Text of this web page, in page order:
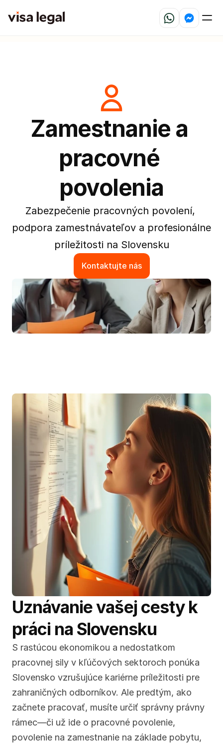
Zamestnanie a
pracovné
povolenia
Zabezpečenie pracovných povolení,
podpora zamestnávateľov a profesionálne
príležitosti na Slovensku
Kontaktujte nás
Uznávanie vašej cesty k
práci na Slovensku
S rastúcou ekonomikou a nedostatkom
pracovnej sily v kľúčových sektoroch ponúka
Slovensko vzrušujúce kariérne príležitosti pre
zahraničných odborníkov. Ale predtým, ako
začnete pracovať, musíte určiť správny právny
rámec—či už ide o pracovné povolenie,
povolenie na zamestnanie na základe pobytu,